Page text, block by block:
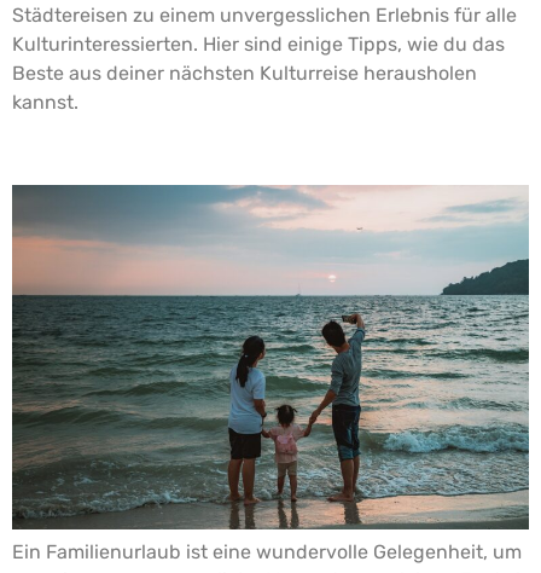
Städtereisen zu einem unvergesslichen Erlebnis für alle
Kulturinteressierten. Hier sind einige Tipps, wie du das
Beste aus deiner nächsten Kulturreise herausholen
kannst.
Ein Familienurlaub ist eine wundervolle Gelegenheit, um